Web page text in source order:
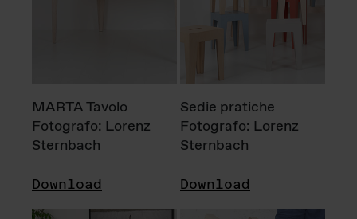
MARTA Tavolo
Fotografo: Lorenz
Sternbach
Download
Sedie pratiche
Fotografo: Lorenz
Sternbach
Download